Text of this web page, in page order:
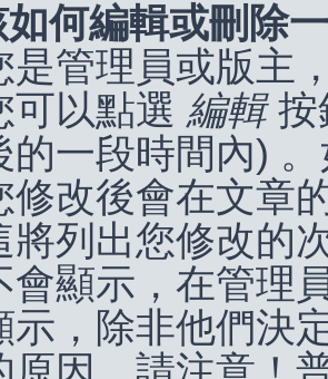
何編輯或刪除
是管理員或版主
可以點選 編輯按
的一段時間內)
修改後會在文章
將列出您修改的
會顯示，在管理
示，除非他們決